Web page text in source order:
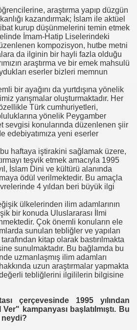
araştırma yapıp düzgün
kazandırmak; İslam ile aktüel
kurup düşünmelerini temin etmek
İmam-Hatip Liselerindeki
kompozisyon, hutbe metni
da ilginin bir hayli fazla olduğu
araştırma ve bir emek mahsulü
eserler bizleri memnun
bir ayağını da yurtdışına yönelik
yarışmalar oluşturmaktadır. Her
Türk cumhuriyetleri,
yönelik Peygamber
sevgisi konularında düzenlenen şiir
edebiyatımıza yeni eserler
haftaya iştirakini sağlamak üzere,
teşvik etmek amacıyla 1995
İslam Dini ve kültürü alanında
ödül verilmektedir. Bu amaçla
4 yıldan beri büyük ilgi
ülkelerinden ilim adamlarının
bir konuda Uluslararası İlmi
Çok önemli konuların ele
sunulan tebliğler ve yapılan
kitap olarak bastırılmakta
sunulmaktadır. Bu bağlamda bu
uzmanlaşmış ilim adamları
uzun araştırmalar yapmakta
tebliğlerini ilgililerin bilgisine
çerçevesinde 1995 yılından
kampanyası başlatılmıştı. Bu
neydi?